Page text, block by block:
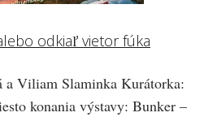
odkiaľ vietor fúka
Viliam Slaminka Kurátorka:
konania výstavy: Bunker –